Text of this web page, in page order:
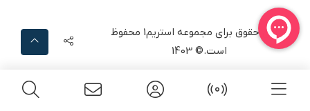
تمامی حقوق برای مجموعه استریم1 محفوظ
است.© 1403